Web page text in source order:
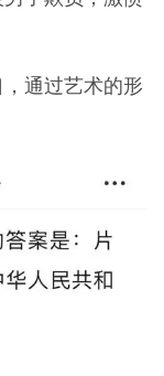
通过艺术的形